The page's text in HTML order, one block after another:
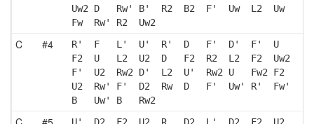
Uw2 D   Rw' B'  R2  B2  F'  Uw  L2  Uw
Fw  Rw' R2  Uw2
C #4
R'  F   L'  U'  R'  D   F'  D'  F'  U
F2  U   L2  U2  D   F2  R2  L2  F2  Uw2
F'  U2  Rw2 D'  L2  U'  Rw2 U   Fw2 F2
U2  Rw' F'  D2  Rw  D   F'  Uw' R'  Fw'
B   Uw' B   Rw2